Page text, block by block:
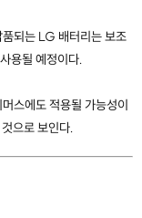
되는 LG 배터리는 보조
용될 예정이다.
스에도 적용될 가능성이
으로 보인다.